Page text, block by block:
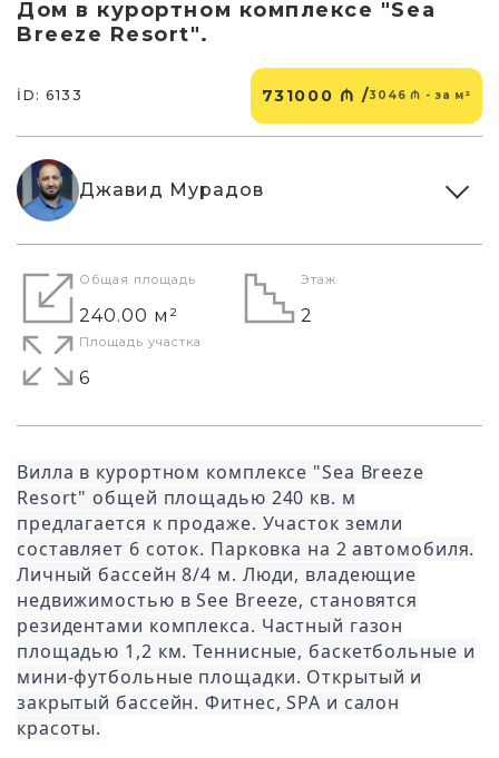
Дом в курортном комплексе "Sea
Breeze Resort".
İD: 6133 731000 ₼ /3046 ₼ - за м²
Джавид Мурадов
Общая площадь
240.00 м²
Этаж
2
Площадь участка
6
Вилла в курортном комплексе "Sea Breeze
Resort" общей площадью 240 кв. м
предлагается к продаже. Участок земли
составляет 6 соток. Парковка на 2 автомобиля.
Личный бассейн 8/4 м. Люди, владеющие
недвижимостью в See Breeze, становятся
резидентами комплекса. Частный газон
площадью 1,2 км. Теннисные, баскетбольные и
мини-футбольные площадки. Открытый и
закрытый бассейн. Фитнес, SPA и салон
красоты.